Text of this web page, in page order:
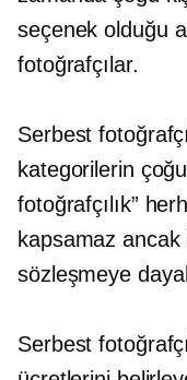
seçenek olduğu
fotoğrafçılar.
Serbest
kategorilerin
fotoğrafçılık”
kapsamaz ancak
sözleşmeye
Serbest